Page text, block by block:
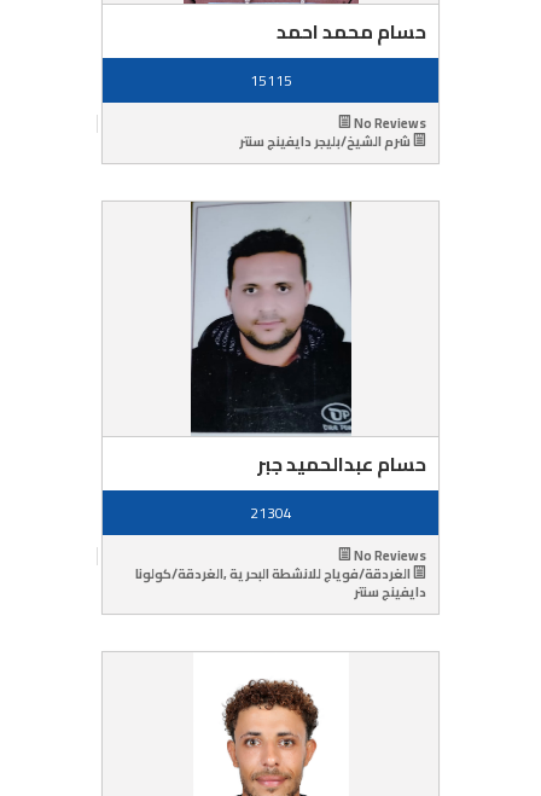
حسام محمد احمد
15115
No Reviews
شرم الشيخ/بليجر دايفينج سنتر
حسام عبدالحميد جبر
21304
No Reviews
الغردقة/فوياج للانشطة البحرية ,الغردقة/كولونا
دايفينج سنتر